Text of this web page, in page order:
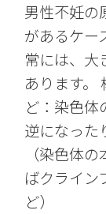
男性不妊の
があるケー
常には、大
あります。
ど：染色
逆になった
（染色体
ばクライン
ど）